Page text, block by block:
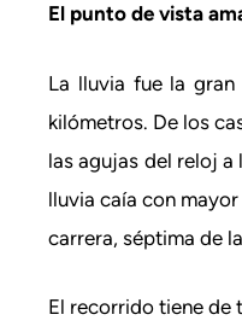
El punto de vista
La lluvia fue la
kilómetros. De los
las agujas del reloj a
lluvia caía con
carrera, séptima de la
El recorrido tiene de